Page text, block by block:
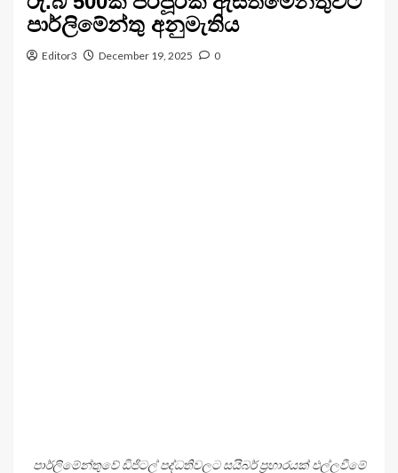
පාර්ලිමේන්තු අනුමැතිය
Editor3 December 19, 2025 0
පාර්ලිමේන්තුවේ ඩිජිටල් පද්ධතිවලට සයිබර් ප්‍රහාරයක් එල්ලවීමේ